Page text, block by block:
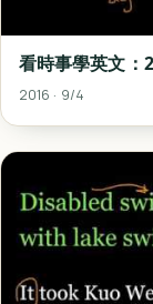
看時事學英文：
2016 · 9/4